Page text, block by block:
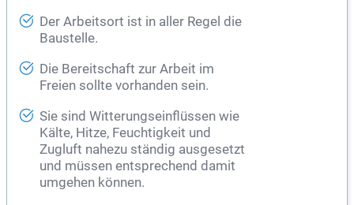
Der Arbeitsort ist in aller Regel die
Baustelle.
Die Bereitschaft zur Arbeit im
Freien sollte vorhanden sein.
Sie sind Witterungseinflüssen wie
Kälte, Hitze, Feuchtigkeit und
Zugluft nahezu ständig ausgesetzt
und müssen entsprechend damit
umgehen können.